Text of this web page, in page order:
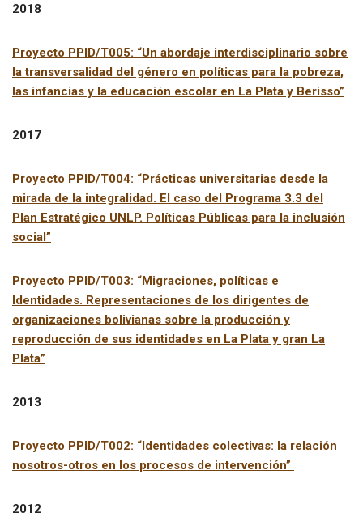
2018
Proyecto PPID/T005: “Un abordaje interdisciplinario sobre
la transversalidad del género en políticas para la pobreza,
las infancias y la educación escolar en La Plata y Berisso”
2017
Proyecto PPID/T004: “Prácticas universitarias desde la
mirada de la integralidad. El caso del Programa 3.3 del
Plan Estratégico UNLP. Políticas Públicas para la inclusión
social”
Proyecto PPID/T003: “Migraciones, políticas e
Identidades. Representaciones de los dirigentes de
organizaciones bolivianas sobre la producción y
reproducción de sus identidades en La Plata y gran La
Plata”
2013
Proyecto PPID/T002: “Identidades colectivas: la relación
nosotros-otros en los procesos de intervención”
2012